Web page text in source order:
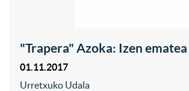
"Trapera" Azoka: Izen ematea
01.11.2017
Urretxuko Udala